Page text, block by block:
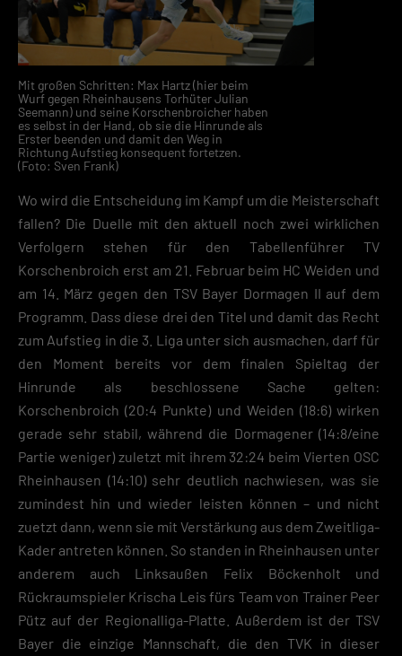
Mit großen Schritten: Max Hartz (hier beim
Wurf gegen Rheinhausens Torhüter Julian
Seemann) und seine Korschenbroicher haben
es selbst in der Hand, ob sie die Hinrunde als
Erster beenden und damit den Weg in
Richtung Aufstieg konsequent fortetzen.
(Foto: Sven Frank)
Wo wird die Entscheidung im Kampf um die Meisterschaft
fallen? Die Duelle mit den aktuell noch zwei wirklichen
Verfolgern stehen für den Tabellenführer TV
Korschenbroich erst am 21. Februar beim HC Weiden und
am 14. März gegen den TSV Bayer Dormagen II auf dem
Programm. Dass diese drei den Titel und damit das Recht
zum Aufstieg in die 3. Liga unter sich ausmachen, darf für
den Moment bereits vor dem finalen Spieltag der
Hinrunde als beschlossene Sache gelten:
Korschenbroich (20:4 Punkte) und Weiden (18:6) wirken
gerade sehr stabil, während die Dormagener (14:8/eine
Partie weniger) zuletzt mit ihrem 32:24 beim Vierten OSC
Rheinhausen (14:10) sehr deutlich nachwiesen, was sie
zumindest hin und wieder leisten können – und nicht
zuetzt dann, wenn sie mit Verstärkung aus dem Zweitliga-
Kader antreten können. So standen in Rheinhausen unter
anderem auch Linksaußen Felix Böckenholt und
Rückraumspieler Krischa Leis fürs Team von Trainer Peer
Pütz auf der Regionalliga-Platte. Außerdem ist der TSV
Bayer die einzige Mannschaft, die den TVK in dieser